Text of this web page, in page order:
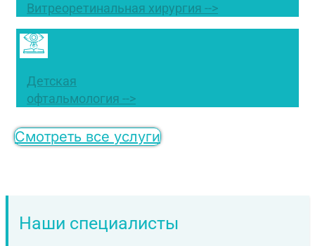
Витреоретинальная хирургия -->
Детская
офтальмология -->
Смотреть все услуги
Наши специалисты